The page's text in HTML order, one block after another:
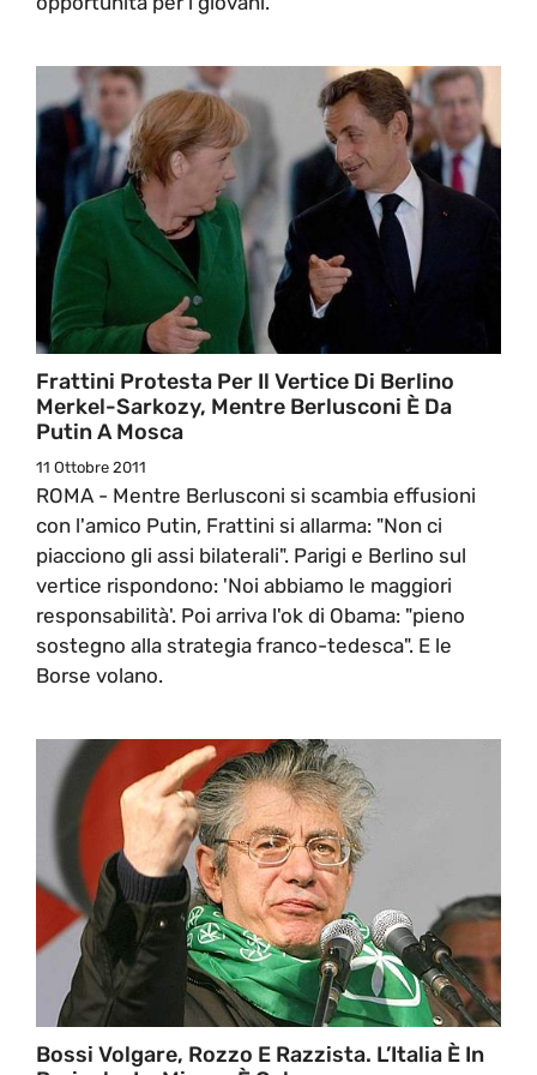
Frattini Protesta Per Il Vertice Di Berlino
Merkel-Sarkozy, Mentre Berlusconi È Da
Putin A Mosca
11 Ottobre 2011
ROMA - Mentre Berlusconi si scambia effusioni
con l'amico Putin, Frattini si allarma: "Non ci
piacciono gli assi bilaterali". Parigi e Berlino sul
vertice rispondono: 'Noi abbiamo le maggiori
responsabilità'. Poi arriva l'ok di Obama: "pieno
sostegno alla strategia franco-tedesca". E le
Borse volano.
Bossi Volgare, Rozzo E Razzista. L’Italia È In